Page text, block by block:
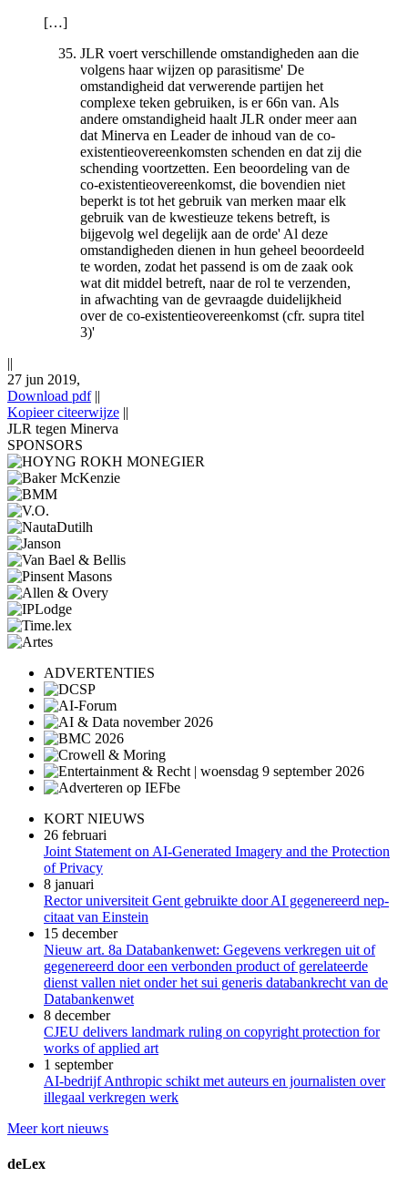
[…]
JLR voert verschillende omstandigheden aan die
volgens haar wijzen op parasitisme' De
omstandigheid dat verwerende partijen het
complexe teken gebruiken, is er 66n van. Als
andere omstandigheid haalt JLR onder meer aan
dat Minerva en Leader de inhoud van de co-
existentieovereenkomsten schenden en dat zij die
schending voortzetten. Een beoordeling van de
co-existentieovereenkomst, die bovendien niet
beperkt is tot het gebruik van merken maar elk
gebruik van de kwestieuze tekens betreft, is
bijgevolg wel degelijk aan de orde' Al deze
omstandigheden dienen in hun geheel beoordeeld
te worden, zodat het passend is om de zaak ook
wat dit middel betreft, naar de rol te verzenden,
in afwachting van de gevraagde duidelijkheid
over de co-existentieovereenkomst (cfr. supra titel
3)'
||
27 jun 2019,
Download pdf||
Kopieer citeerwijze ||
JLR tegen Minerva
SPONSORS
ADVERTENTIES
KORT NIEUWS
26 februari
Joint Statement on AI-Generated Imagery and the Protection
of Privacy
8 januari
Rector universiteit Gent gebruikte door AI gegenereerd nep-
citaat van Einstein
15 december
Nieuw art. 8a Databankenwet: Gegevens verkregen uit of
gegenereerd door een verbonden product of gerelateerde
dienst vallen niet onder het sui generis databankrecht van de
Databankenwet
8 december
CJEU delivers landmark ruling on copyright protection for
works of applied art
1 september
AI-bedrijf Anthropic schikt met auteurs en journalisten over
illegaal verkregen werk
Meer kort nieuws
deLex